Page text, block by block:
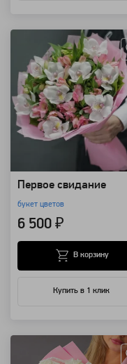
Первое свидание
букет цветов
6 500 ₽
Купить в 1 клик
В корзину